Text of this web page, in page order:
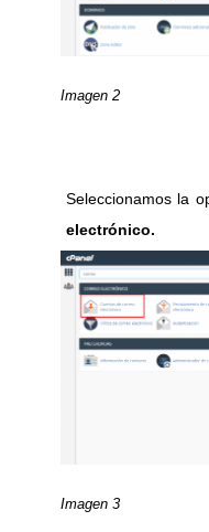
Imagen 2
Seleccionamos la
electrónico.
Imagen 3